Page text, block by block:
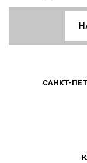
САНКТ-
САНКТ-